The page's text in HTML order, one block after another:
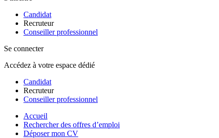
Candidat
Recruteur
Conseiller professionnel
Se connecter
Accédez à votre espace dédié
Candidat
Recruteur
Conseiller professionnel
Accueil
Rechercher des offres d’emploi
Déposer mon CV